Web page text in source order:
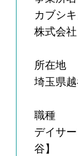
カブシ
株式会
所在地
埼玉県
職種
デイサ
谷】